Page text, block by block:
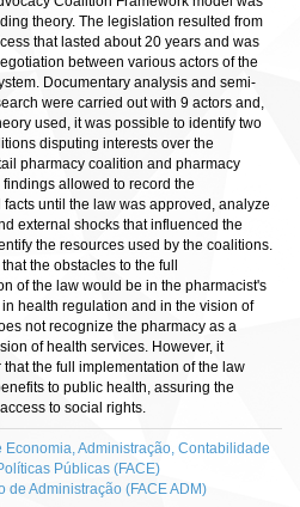
theory. The legislation resulted from
that lasted about 20 years and was
between various actors of the
Documentary analysis and semi-
were carried out with 9 actors and,
used, it was possible to identify two
disputing interests over the
pharmacy coalition and pharmacy
allowed to record the
until the law was approved, analyze
external shocks that influenced the
the resources used by the coalitions.
the obstacles to the full
of the law would be in the pharmacist's
health regulation and in the vision of
not recognize the pharmacy as a
of health services. However, it
the full implementation of the law
to public health, assuring the
to social rights.
Economia, Administração, Contabilidade
Públicas (FACE)
de Administração (FACE ADM)